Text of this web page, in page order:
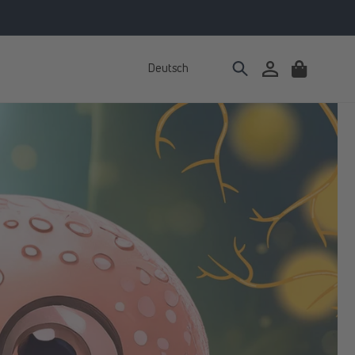
Deutsch EinloggenWarenkorb